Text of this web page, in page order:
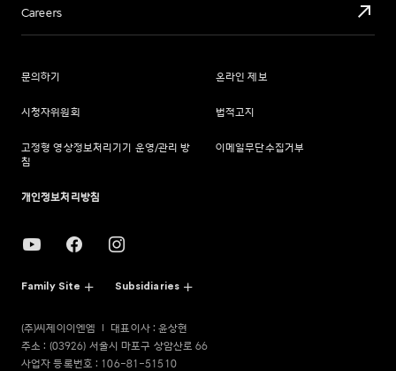
Careers
문의하기 온라인 제보
시청자위원회 법적고지
고정형 영상정보처리기기 운영/관리 방
침
이메일무단수집거부
개인정보처리방침
Family Site Subsidiaries
(주)씨제이이엔엠
대표이사 : 윤상현
주소 : (03926) 서울시 마포구 상암산로 66
사업자 등록번호 : 106-81-51510